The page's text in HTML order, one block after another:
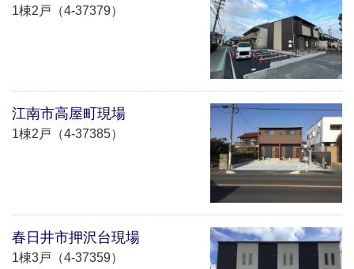
1棟2戸（4-37379）
江南市高屋町現場
1棟2戸（4-37385）
春日井市押沢台現場
1棟3戸（4-37359）